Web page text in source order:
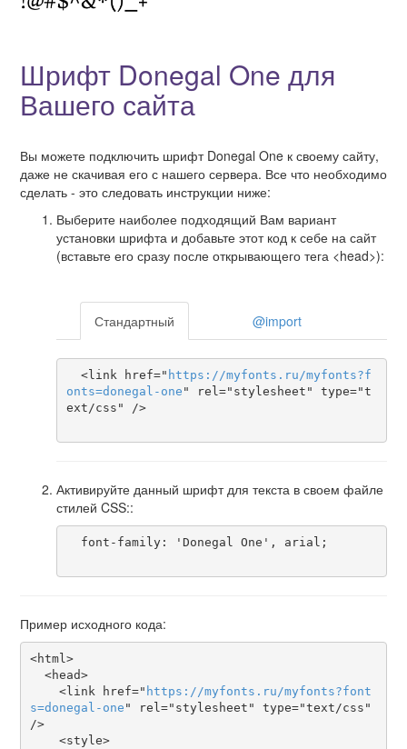
Шрифт Donegal One для
Вашего сайта
Вы можете подключить шрифт Donegal One к своему сайту,
даже не скачивая его с нашего сервера. Все что необходимо
сделать - это следовать инструкции ниже:
Выберите наиболее подходящий Вам вариант
установки шрифта и добавьте этот код к себе на сайт
(вставьте его сразу после открывающего тега <head>):
Стандартный @import
  <link href="
https ://myfonts . ru/myfonts?f
onts=donegal-one " rel="stylesheet" type="t
ext/css" />
Активируйте данный шрифт для текста в своем файле
стилей CSS::
Пример исходного кода:
<html>
    <link href="
https ://myfonts . ru/myfonts?font
s=donegal-one " rel="stylesheet" type="text/css"
/>